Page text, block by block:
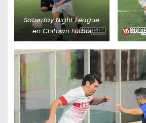
Saturday Night League
en Chitown Futbol